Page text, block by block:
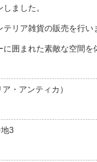
ました。
テリア雑貨の販売を行い
囲まれた素敵な空間を
・アンティカ）
3